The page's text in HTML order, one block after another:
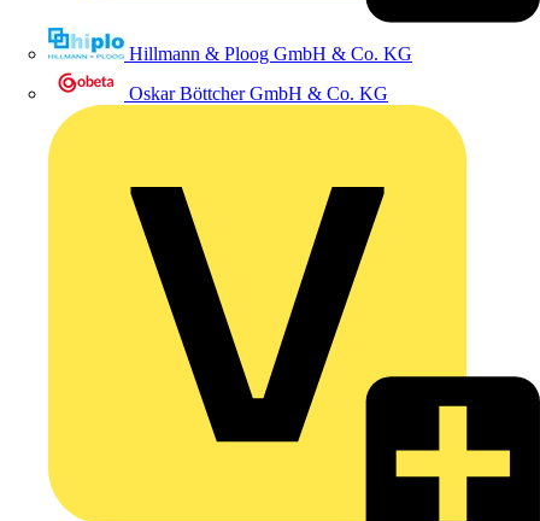
Hillmann & Ploog GmbH & Co. KG
Oskar Böttcher GmbH & Co. KG